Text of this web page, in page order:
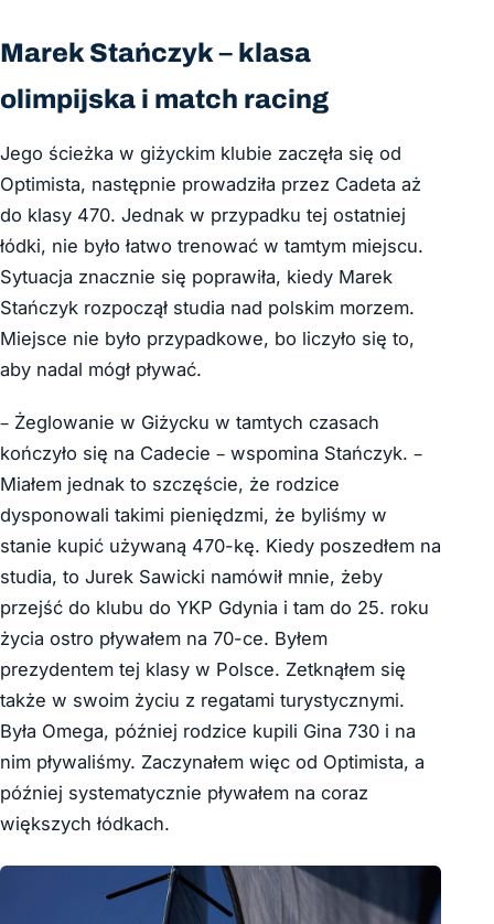
Marek Stańczyk – klasa
olimpijska i match racing
Jego ścieżka w giżyckim klubie zaczęła się od
Optimista, następnie prowadziła przez Cadeta aż
do klasy 470. Jednak w przypadku tej ostatniej
łódki, nie było łatwo trenować w tamtym miejscu.
Sytuacja znacznie się poprawiła, kiedy Marek
Stańczyk rozpoczął studia nad polskim morzem.
Miejsce nie było przypadkowe, bo liczyło się to,
aby nadal mógł pływać.
– Żeglowanie w Giżycku w tamtych czasach
kończyło się na Cadecie – wspomina Stańczyk. –
Miałem jednak to szczęście, że rodzice
dysponowali takimi pieniędzmi, że byliśmy w
stanie kupić używaną 470-kę. Kiedy poszedłem na
studia, to Jurek Sawicki namówił mnie, żeby
przejść do klubu do YKP Gdynia i tam do 25. roku
życia ostro pływałem na 70-ce. Byłem
prezydentem tej klasy w Polsce. Zetknąłem się
także w swoim życiu z regatami turystycznymi.
Była Omega, później rodzice kupili Gina 730 i na
nim pływaliśmy. Zaczynałem więc od Optimista, a
później systematycznie pływałem na coraz
większych łódkach.